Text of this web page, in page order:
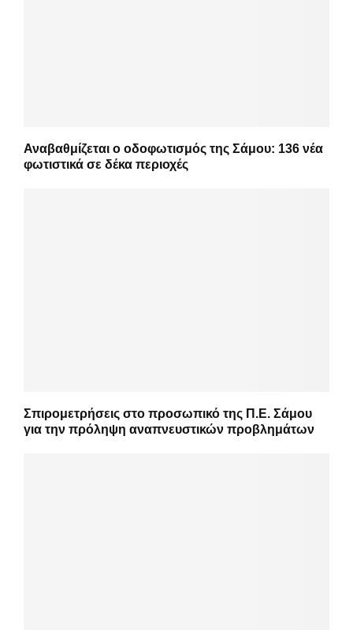
Αναβαθμίζεται ο οδοφωτισμός της Σάμου: 136 νέα
φωτιστικά σε δέκα περιοχές
Σπιρομετρήσεις στο προσωπικό της Π.Ε. Σάμου
για την πρόληψη αναπνευστικών προβλημάτων